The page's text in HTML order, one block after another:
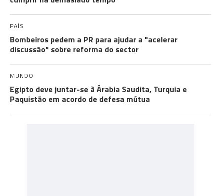
PAÍS
Bombeiros pedem a PR para ajudar a "acelerar
discussão" sobre reforma do sector
MUNDO
Egipto deve juntar-se à Árabia Saudita, Turquia e
Paquistão em acordo de defesa mútua